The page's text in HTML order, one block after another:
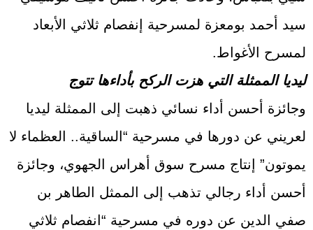
سيد أحمد بومعزة لمسرحية إنفصام ثلاثي الأبعاد
لمسرح الأغواط.
ليديا الممثلة التي هزت الركح بأداءها تتوج
وجائزة أحسن أداء نسائي ذهبت إلى الممثلة ليديا
لعريني عن دورها في مسرحية “الساقية.. العظماء لا
يموتون” إنتاج مسرح سوق أهراس الجهوي، وجائزة
أحسن أداء رجالي تذهب إلى الممثل الطاهر بن
صفي الدين عن دوره في مسرحية “انفصام ثلاثي